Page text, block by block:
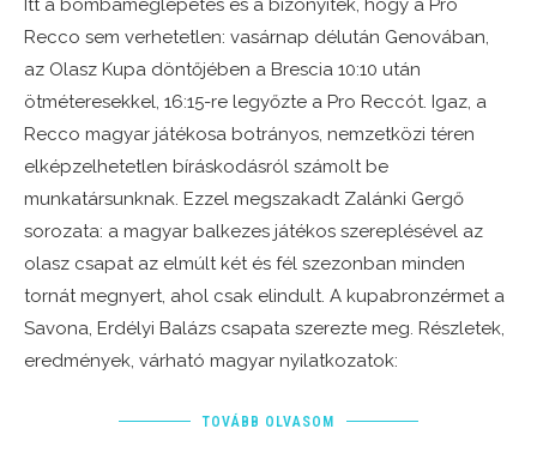
Recco sem verhetetlen: vasárnap délután Genovában,
az Olasz Kupa döntőjében a Brescia 10:10 után
ötméteresekkel, 16:15-re legyőzte a Pro Reccót. Igaz, a
Recco magyar játékosa botrányos, nemzetközi téren
elképzelhetetlen bíráskodásról számolt be
munkatársunknak. Ezzel megszakadt Zalánki Gergő
sorozata: a magyar balkezes játékos szereplésével az
olasz csapat az elmúlt két és fél szezonban minden
tornát megnyert, ahol csak elindult. A kupabronzérmet a
Savona, Erdélyi Balázs csapata szerezte meg. Részletek,
eredmények, várható magyar nyilatkozatok:
TOVÁBB OLVASOM